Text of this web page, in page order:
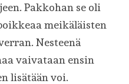
Pakkohan se oli
meikäläisten
Nesteenä
vaivataan ensin
lisätään voi.